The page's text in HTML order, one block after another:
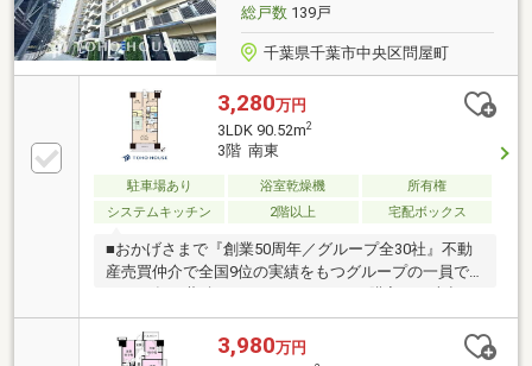
総戸数139戸
千葉県千葉市中央区問屋町
3,280万円
3LDK 90.52m2
3階 南東
駐車場あり 浴室乾燥機
所有権
システムキッチン
2階以上 宅配ボックス
■おかげさまで『創業50周年／グループ全30社』不動
産売買仲介で全国9位の実績をもつグループの一員で
す。50年の蓄積されたノウハウで、ご購入・ご売却・
お買替え全てをサポート致します。■選ばれ続けて
「お客様の声」2000件以上突破！多くの信頼と感謝の
言葉を頂く、実績と信頼の東宝ハウス船橋にお任せく
3,980万円